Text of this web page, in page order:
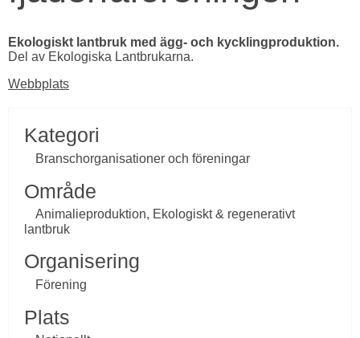
Ekologiskt lantbruk med ägg- och kycklingproduktion.
Del av Ekologiska Lantbrukarna.
Webbplats
Kategori
Branschorganisationer och föreningar
Område
 Animalieproduktion, Ekologiskt & regenerativt
lantbruk
Organisering
Förening
Plats